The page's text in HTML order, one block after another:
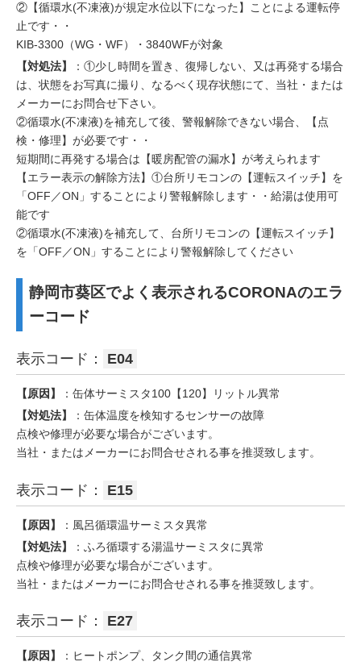
②【循環水(不凍液)が規定水位以下になった】ことによる運転停
止です・・
KIB-3300（WG・WF）・3840WFが対象
【対処法】
：①少し時間を置き、復帰しない、又は再発する場合
は、状態をお写真に撮り、なるべく現存状態にて、当社・または
メーカーにお問合せ下さい。
②循環水(不凍液)を補充して後、警報解除できない場合、【点
検・修理】が必要です・・
短期間に再発する場合は【暖房配管の漏水】が考えられます
【エラー表示の解除方法】①台所リモコンの【運転スイッチ】を
「OFF／ON」することにより警報解除します・・給湯は使用可
能です
②循環水(不凍液)を補充して、台所リモコンの【運転スイッチ】
を「OFF／ON」することにより警報解除してください
静岡市葵区でよく表示されるCORONAのエラ
ーコード
表示コード： E04
【原因】
：缶体サーミスタ100【120】リットル異常
【対処法】
：缶体温度を検知するセンサーの故障
点検や修理が必要な場合がございます。
当社・またはメーカーにお問合せされる事を推奨致します。
表示コード： E15
【原因】
：風呂循環温サーミスタ異常
【対処法】
：ふろ循環する湯温サーミスタに異常
点検や修理が必要な場合がございます。
当社・またはメーカーにお問合せされる事を推奨致します。
表示コード： E27
【原因】
：ヒートポンプ、タンク間の通信異常